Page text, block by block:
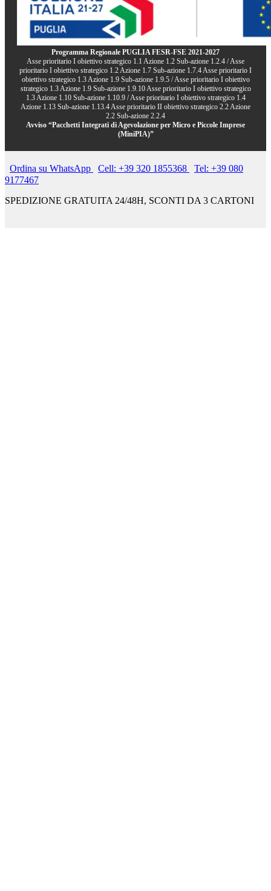
Programma Regionale PUGLIA FESR-FSE 2021-2027
Asse prioritario I obiettivo strategico 1.1 Azione 1.2 Sub-azione 1.2.4 / Asse
prioritario I obiettivo strategico 1.2 Azione 1.7 Sub-azione 1.7.4 Asse prioritario I
obiettivo strategico 1.3 Azione 1.9 Sub-azione 1.9.5 / Asse prioritario I obiettivo
strategico 1.3 Azione 1.9 Sub-azione 1.9.10 Asse prioritario I obiettivo strategico
1.3 Azione 1.10 Sub-azione 1.10.9 / Asse prioritario I obiettivo strategico 1.4
Azione 1.13 Sub-azione 1.13.4 Asse prioritario II obiettivo strategico 2.2 Azione
2.2 Sub-azione 2.2.4
Avviso “Pacchetti Integrati di Agevolazione per Micro e Piccole Imprese
(MiniPIA)”
Ordina su WhatsApp Cell: +39 320 1855368
Tel: +39 080
9177467
SPEDIZIONE GRATUITA 24/48H, SCONTI DA 3 CARTONI